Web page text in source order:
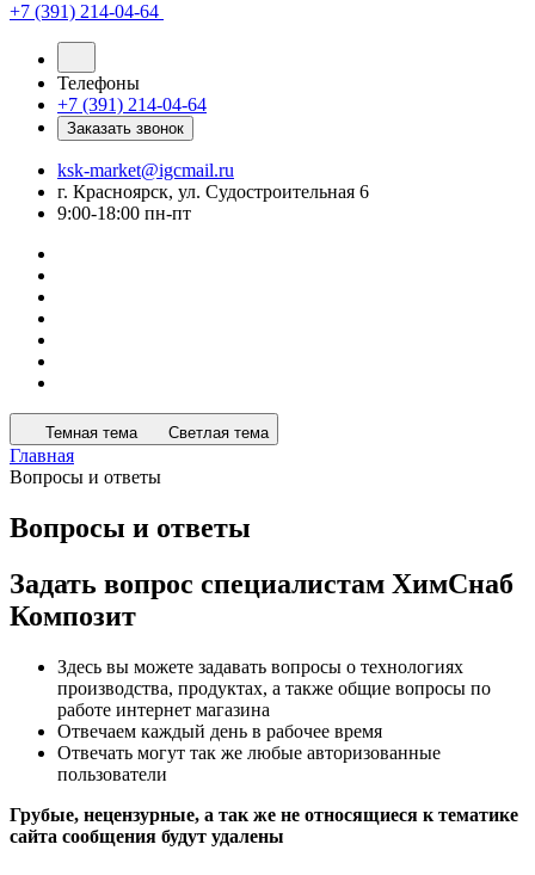
+7 (391) 214-04-64
Телефоны
+7 (391) 214-04-64
Заказать звонок
ksk-market@igcmail.ru
г. Красноярск, ул. Судостроительная 6
9:00-18:00 пн-пт
Темная тема Светлая тема
Главная
Вопросы и ответы
Вопросы и ответы
Задать вопрос специалистам ХимСнаб
Композит
Здесь вы можете задавать вопросы о технологиях
производства, продуктах, а также общие вопросы по
работе интернет магазина
Отвечаем каждый день в рабочее время
Отвечать могут так же любые авторизованные
пользователи
Грубые, нецензурные, а так же не относящиеся к тематике
сайта сообщения будут удалены